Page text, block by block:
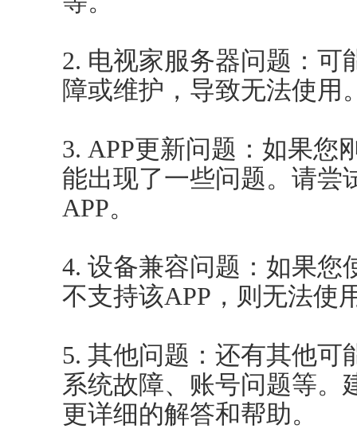
2. 电视家服务器问题：可
障或维护，导致无法使用
3. APP更新问题：如果您
能出现了一些问题。请尝
APP。
4. 设备兼容问题：如果您
不支持该APP，则无法使
5. 其他问题：还有其他可
系统故障、账号问题等。
更详细的解答和帮助。